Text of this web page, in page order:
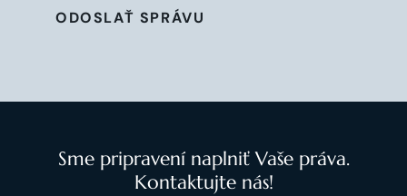
ODOSLAŤ SPRÁVU
Sme pripravení naplniť Vaše práva.
Kontaktujte nás!